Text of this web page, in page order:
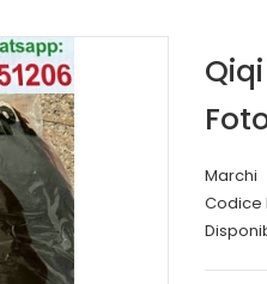
Marchi
Codice